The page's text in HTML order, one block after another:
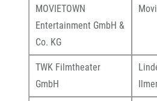
MOVIETOWN
Entertainment GmbH &
Co. KG
TWK Filmtheater
GmbH